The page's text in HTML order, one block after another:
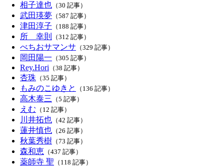
相子達也 （30 記事）
武田瑛夢 （587 記事）
津田淳子 （188 記事）
所 幸則 （312 記事）
べちおサマンサ （329 記事）
岡田陽一 （305 記事）
Rey.Hori （38 記事）
杏珠 （35 記事）
もみのこゆきと （136 記事）
高木泰三 （5 記事）
えむ （12 記事）
川井拓也 （42 記事）
蓮井慎也 （26 記事）
秋葉秀樹 （73 記事）
森和恵 （437 記事）
薬師寺 聖 （118 記事）